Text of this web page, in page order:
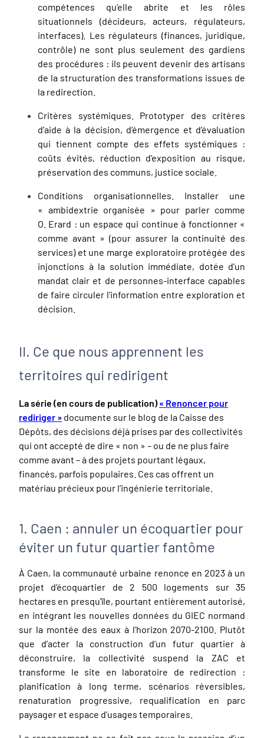
compétences qu’elle abrite et les rôles
situationnels (décideurs, acteurs, régulateurs,
interfaces). Les régulateurs (finances, juridique,
contrôle) ne sont plus seulement des gardiens
des procédures : ils peuvent devenir des artisans
de la structuration des transformations issues de
la redirection.
Critères systémiques. Prototyper des critères
d’aide à la décision, d’émergence et d’évaluation
qui tiennent compte des effets systémiques :
coûts évités, réduction d’exposition au risque,
préservation des communs, justice sociale.
Conditions organisationnelles. Installer une
« ambidextrie organisée » pour parler comme
O. Erard : un espace qui continue à fonctionner «
comme avant » (pour assurer la continuité des
services) et une marge exploratoire protégée des
injonctions à la solution immédiate, dotée d’un
mandat clair et de personnes-interface capables
de faire circuler l’information entre exploration et
décision.
II. Ce que nous apprennent les
territoires qui redirigent
La série (en cours de publication) « Renoncer pour
rediriger » documente sur le blog de la Caisse des
Dépôts, des décisions déjà prises par des collectivités
qui ont accepté de dire « non » – ou de ne plus faire
comme avant – à des projets pourtant légaux,
financés, parfois populaires. Ces cas offrent un
matériau précieux pour l’ingénierie territoriale.
1. Caen : annuler un écoquartier pour
éviter un futur quartier fantôme
À Caen, la communauté urbaine renonce en 2023 à un
projet d’écoquartier de 2 500 logements sur 35
hectares en presqu’île, pourtant entièrement autorisé,
en intégrant les nouvelles données du GIEC normand
sur la montée des eaux à l’horizon 2070-2100. Plutôt
que d’acter la construction d’un futur quartier à
déconstruire, la collectivité suspend la ZAC et
transforme le site en laboratoire de redirection :
planification à long terme, scénarios réversibles,
renaturation progressive, requalification en parc
paysager et espace d’usages temporaires.